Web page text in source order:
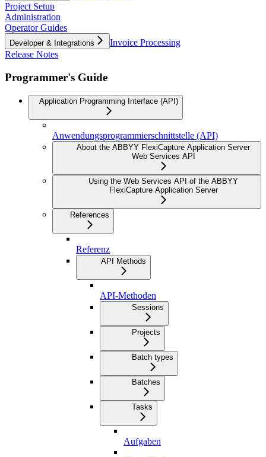
Project Setup
Administration
Operator Guides
Developer & Integrations
Invoice Processing
Release Notes
Programmer's Guide
Application Programming Interface (API)
Anwendungsprogrammierschnittstelle (API)
About the ABBYY FlexiCapture Application Server
Web Services API
Using the Web Services API of the ABBYY
FlexiCapture Application Server
References
Referenz
API Methods
API-Methoden
Sessions
Projects
Batch types
Batches
Tasks
Aufgaben